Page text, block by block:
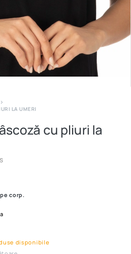
LA UMERI
cu pliuri la
corp.
disponibile